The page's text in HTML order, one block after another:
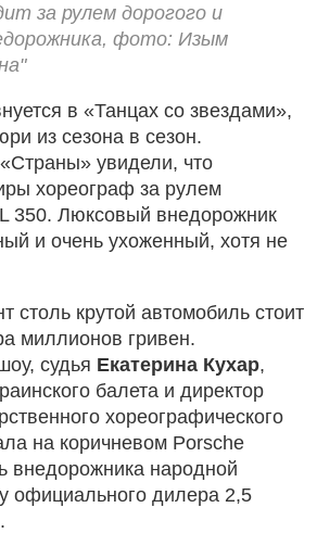
за рулем дорогого и
фото: Изым
в «Танцах со звездами»,
из сезона в сезон.
увидели, что
хореограф за рулем
350. Люксовый внедорожник
и очень ухоженный, хотя не
столь крутой автомобиль стоит
миллионов гривен.
судья Екатерина Кухар,
балета и директор
хореографического
на коричневом Porsche
внедорожника народной
официального дилера 2,5